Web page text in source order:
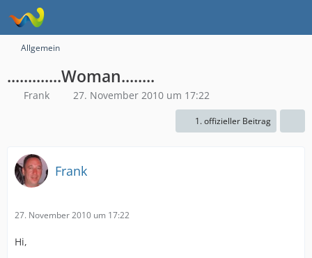
Allgemein
.............Woman........
Frank 27. November 2010 um 17:22
1. offizieller Beitrag
Frank
27. November 2010 um 17:22
Hi,